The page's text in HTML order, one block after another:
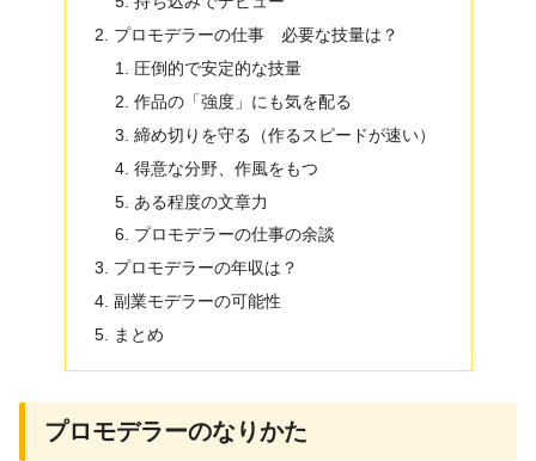
プロモデラーの仕事 必要な技量は？
圧倒的で安定的な技量
作品の「強度」にも気を配る
締め切りを守る（作るスピードが速い）
得意な分野、作風をもつ
ある程度の文章力
プロモデラーの仕事の余談
プロモデラーの年収は？
副業モデラーの可能性
まとめ
プロモデラーのなりかた